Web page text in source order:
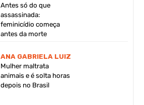
Antes só do que
assassinada:
feminicídio começa
antes da morte
ANA GABRIELA LUIZ
Mulher maltrata
animais e é solta horas
depois no Brasil